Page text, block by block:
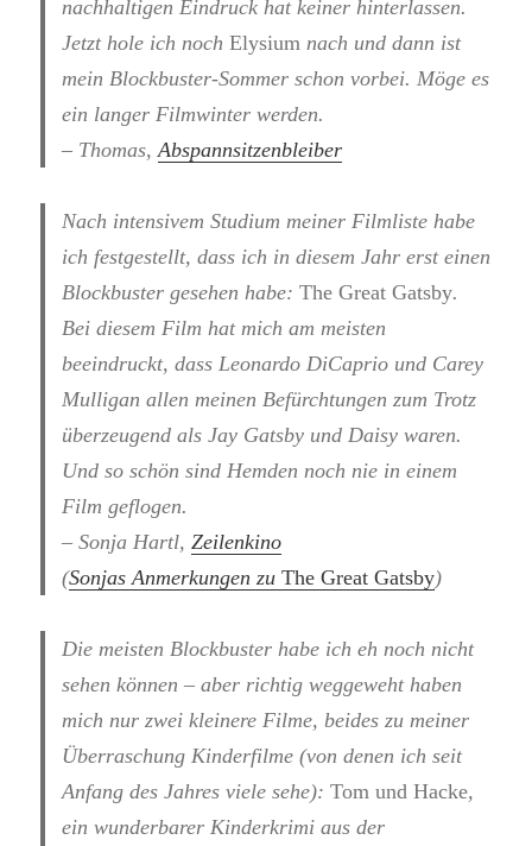
nachhaltigen Eindruck hat keiner hinterlassen.
Jetzt hole ich nochElysium nach und dann ist
mein Blockbuster-Sommer schon vorbei. Möge es
ein langer Filmwinter werden.
– Thomas,Abspannsitzenbleiber
Nach intensivem Studium meiner Filmliste habe
ich festgestellt, dass ich in diesem Jahr erst einen
Blockbuster gesehen habe:The Great Gatsby.
Bei diesem Film hat mich am meisten
beeindruckt, dass Leonardo DiCaprio und Carey
Mulligan allen meinen Befürchtungen zum Trotz
überzeugend als Jay Gatsby und Daisy waren.
Und so schön sind Hemden noch nie in einem
Film geflogen.
– Sonja Hartl,Zeilenkino
(Sonjas Anmerkungen zuThe Great Gatsby)
Die meisten Blockbuster habe ich eh noch nicht
sehen können – aber richtig weggeweht haben
mich nur zwei kleinere Filme, beides zu meiner
Überraschung Kinderfilme (von denen ich seit
Anfang des Jahres viele sehe):Tom und Hacke,
ein wunderbarer Kinderkrimi aus der